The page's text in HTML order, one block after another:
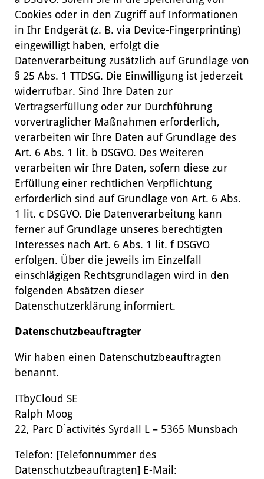
Cookies oder in den Zugriff auf Informationen
in Ihr Endgerät (z. B. via Device-Fingerprinting)
eingewilligt haben, erfolgt die
Datenverarbeitung zusätzlich auf Grundlage von
§ 25 Abs. 1 TTDSG. Die Einwilligung ist jederzeit
widerrufbar. Sind Ihre Daten zur
Vertragserfüllung oder zur Durchführung
vorvertraglicher Maßnahmen erforderlich,
verarbeiten wir Ihre Daten auf Grundlage des
Art. 6 Abs. 1 lit. b DSGVO. Des Weiteren
verarbeiten wir Ihre Daten, sofern diese zur
Erfüllung einer rechtlichen Verpflichtung
erforderlich sind auf Grundlage von Art. 6 Abs.
1 lit. c DSGVO. Die Datenverarbeitung kann
ferner auf Grundlage unseres berechtigten
Interesses nach Art. 6 Abs. 1 lit. f DSGVO
erfolgen. Über die jeweils im Einzelfall
einschlägigen Rechtsgrundlagen wird in den
folgenden Absätzen dieser
Datenschutzerklärung informiert.
Datenschutzbeauftragter
Wir haben einen Datenschutzbeauftragten
benannt.
ITbyCloud SE
Ralph Moog
22, Parc D ́activités Syrdall L – 5365 Munsbach
Telefon: [Telefonnummer des
Datenschutzbeauftragten] E-Mail: